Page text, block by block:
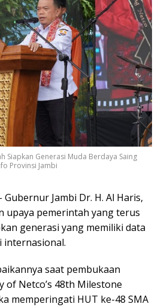
Siapkan Generasi Muda Berdaya Saing
Provinsi Jambi
Gubernur Jambi Dr. H. Al Haris,
upaya pemerintah yang terus
generasi yang memiliki data
internasional.
saat pembukaan
of Netco’s 48th Milestone
memperingati HUT ke-48 SMA